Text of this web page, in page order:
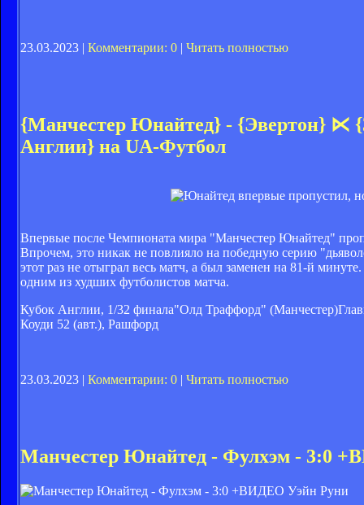
23.03.2023 | Комментарии: 0 | Читать полностью
{Манчестер Юнайтед} - {Эвертон} ⋉
Англии} на UA-Футбол
Впервые после Чемпионата мира "Манчестер Юнайтед"
Впрочем, это никак не повлияло на победную серию
этот раз не отыграл весь матч, а был заменен на 81-й
одним из худших футболистов матча.
Кубок Англии, 1/32 финала"Олд Траффорд"
Коуди 52 (авт.), Рашфорд
23.03.2023 | Комментарии: 0 | Читать полностью
Манчестер Юнайтед - Фулхэм - 3:0
Уэйн Руни